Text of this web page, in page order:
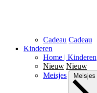
Cadeau Cadeau
Kinderen
Home | Kinderen
Nieuw Nieuw
Meisjes
Meisjes